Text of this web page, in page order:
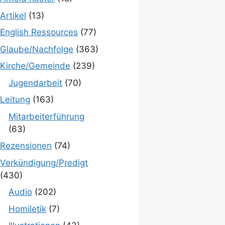
Artikel (13)
English Ressources (77)
Glaube/Nachfolge (363)
Kirche/Gemeinde (239)
Jugendarbeit (70)
Leitung (163)
Mitarbeiterführung
(63)
Rezensionen (74)
Verkündigung/Predigt
(430)
Audio (202)
Homiletik (7)